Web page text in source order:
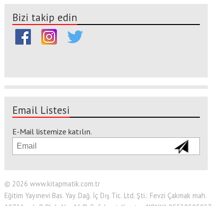
Bizi takip edin
Email Listesi
E-Mail listemize katılın.
© 2026 www.kitapmatik.com.tr
Eğitim Yayınevi Bas. Yay. Dağ. İç Dış Tic. Ltd. Şti.: Fevzi Çakmak mah.